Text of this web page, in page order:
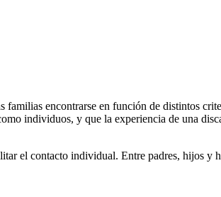
encontrarse en función de distintos
individuos, y que la experiencia de una
el contacto individual. Entre padres, hijos y